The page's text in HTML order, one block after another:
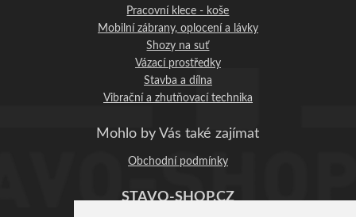
Pracovní klece - koše
Mobilní zábrany, oplocení a lávky
Shozy na suť
Vázací prostředky
Stavba a dílna
Vibrační a zhutňovací technika
Mohlo by Vás také zajímat
Obchodní podmínky
STAVO-SHOP.CZ